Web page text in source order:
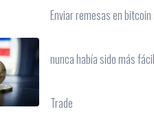
Enviar remesas en
nunca había sido más
Trade